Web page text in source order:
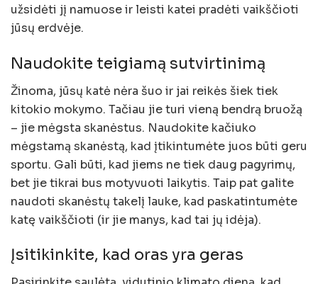
užsidėti jį namuose ir leisti katei pradėti vaikščioti
jūsų erdvėje.
Naudokite teigiamą sutvirtinimą
Žinoma, jūsų katė nėra šuo ir jai reikės šiek tiek
kitokio mokymo. Tačiau jie turi vieną bendrą bruožą
– jie mėgsta skanėstus. Naudokite kačiuko
mėgstamą skanėstą, kad įtikintumėte juos būti geru
sportu. Gali būti, kad jiems ne tiek daug pagyrimų,
bet jie tikrai bus motyvuoti laikytis. Taip pat galite
naudoti skanėstų takelį lauke, kad paskatintumėte
katę vaikščioti (ir jie manys, kad tai jų idėja).
Įsitikinkite, kad oras yra geras